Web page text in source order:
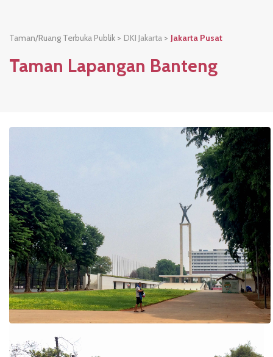
Taman/Ruang Terbuka Publik > DKI Jakarta > Jakarta Pusat
Taman Lapangan Banteng